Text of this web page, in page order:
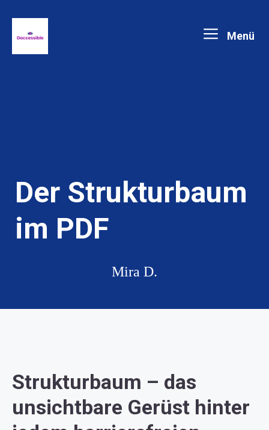
Inhalt
Menü
Der Strukturbaum
im PDF
Mira D.
Strukturbaum – das
unsichtbare Gerüst hinter